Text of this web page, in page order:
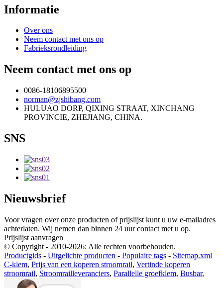
Informatie
Over ons
Neem contact met ons op
Fabrieksrondleiding
Neem contact met ons op
0086-18106895500
norman@zjshibang.com
HULUAO DORP, QIXING STRAAT, XINCHANG
PROVINCIE, ZHEJIANG, CHINA.
SNS
Nieuwsbrief
Voor vragen over onze producten of prijslijst kunt u uw e-mailadres
achterlaten. Wij nemen dan binnen 24 uur contact met u op.
Prijslijst aanvragen
© Copyright - 2010-2026: Alle rechten voorbehouden.
Productgids - Uitgelichte producten - Populaire tags - Sitemap.xml
C-klem, Prijs van een koperen stroomrail, Vertinde koperen
stroomrail, Stroomrailleveranciers, Parallelle groefklem, Busbar,